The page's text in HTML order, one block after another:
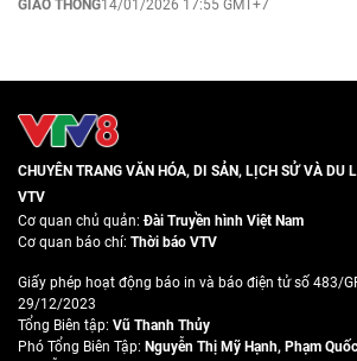
GIAO THÔNG14/01/2026 17:55 GMT+7
CHUYÊN TRANG VĂN HÓA, DI SẢN, LỊCH SỬ VÀ DU
VTV
Cơ quan chủ quản:Đài Truyền hình Việt Nam
Cơ quan báo chí: Thời báo VTV
Giấy phép hoạt động báo in và báo điện tử số 483/
29/12/2023
Tổng Biên tập: Vũ Thanh Thủy
Phó Tổng Biên Tập: Nguyễn Thị Mỹ Hạnh, Phạm